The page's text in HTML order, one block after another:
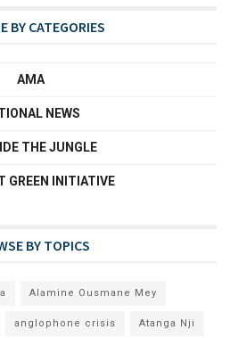
BY CATEGORIES
AMA
NEWS
THE JUNGLE
GREEN INITIATIVE
BY TOPICS
Alamine Ousmane Mey
anglophone crisis Atanga Nji